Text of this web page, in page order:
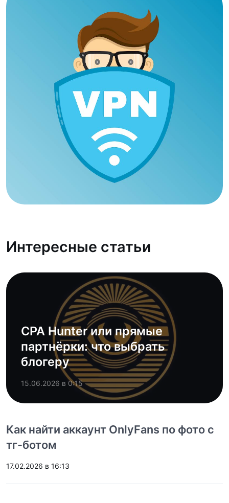
Интересные статьи
CPA Hunter или прямые
партнёрки: что выбрать
блогеру
15.06.2026 в 0:15
Как найти аккаунт OnlyFans по фото с
тг-ботом
17.02.2026 в 16:13